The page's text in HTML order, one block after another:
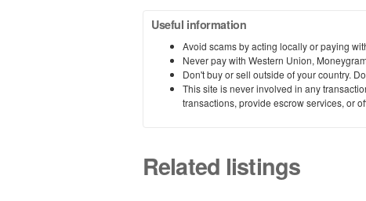
Useful information
Avoid scams by acting locally or paying
Never pay with Western Union,
Don't buy or sell outside of your country.
This site is never involved in any
transactions, provide escrow services, or
Related listings